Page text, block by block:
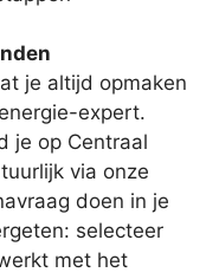
je altijd opmaken
expert.
je op Centraal
via onze
doen in je
selecteer
met het